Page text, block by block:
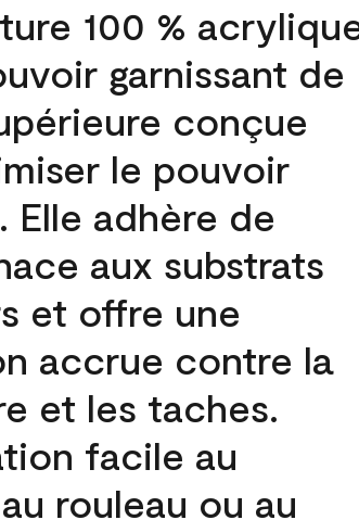
100 %
garnissant de
conçue
le pouvoir
Elle adhère de
aux substrats
et offre une
accrue contre la
et les taches.
facile au
rouleau ou au